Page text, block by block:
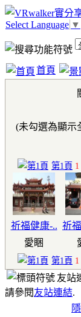
Select Language ▼
首頁
(未勾選為顯示
第1頁 1
祈福健康-..
愛睏
祈
第1頁 1
友站
請參閱友站連結.